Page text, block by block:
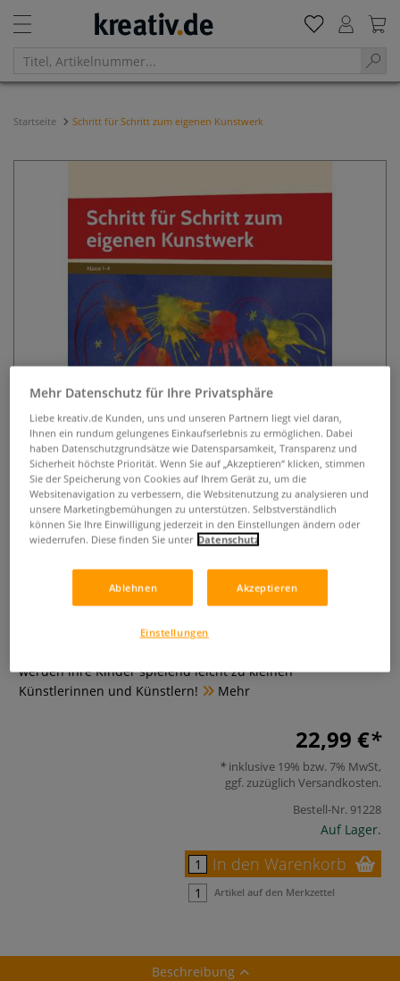
Startseite Schritt für Schritt zum eigenen Kunstwerk
Kunstwerk
werden Ihre Kinder spielend leicht zu kleinen
Künstlerinnen und Künstlern!
Mehr
22,99 €
inklusive 19% bzw. 7% MwSt,
ggf. zuzüglich Versandkosten.
Bestell-Nr. 91228
Auf Lager.
In den Warenkorb
Artikel auf den Merkzettel
Beschreibung
Mehr Datenschutz für Ihre Privatsphäre
Liebe kreativ.de Kunden, uns und unseren Partnern liegt viel daran,
Ihnen ein rundum gelungenes Einkaufserlebnis zu ermöglichen. Dabei
haben Datenschutzgrundsätze wie Datensparsamkeit, Transparenz und
Sicherheit höchste Priorität. Wenn Sie auf „Akzeptieren“ klicken, stimmen
Sie der Speicherung von Cookies auf Ihrem Gerät zu, um die
Websitenavigation zu verbessern, die Websitenutzung zu analysieren und
unsere Marketingbemühungen zu unterstützen. Selbstverständlich
können Sie Ihre Einwilligung jederzeit in den Einstellungen ändern oder
wiederrufen. Diese finden Sie unter Datenschutz
Ablehnen Akzeptieren
Einstellungen